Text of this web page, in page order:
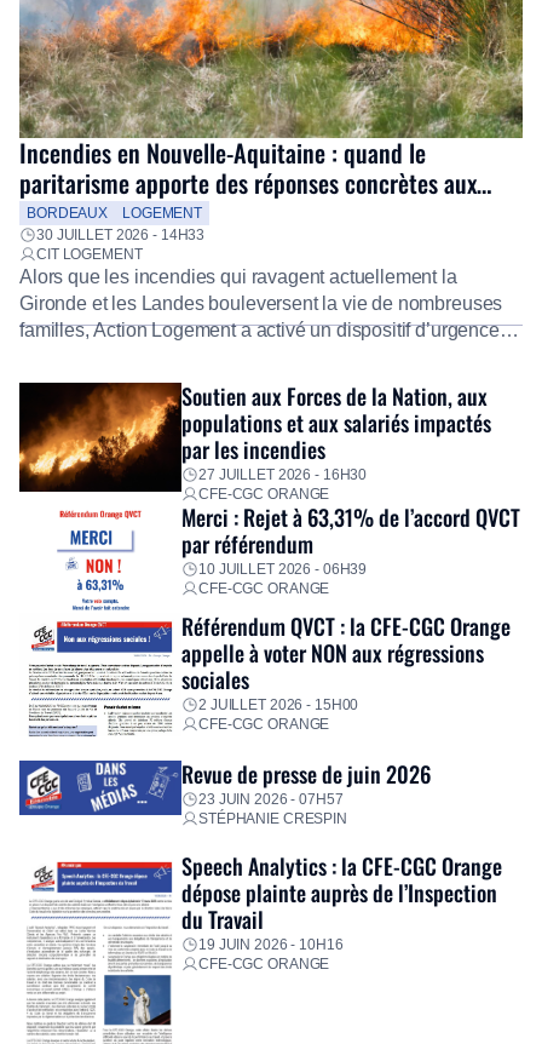
Incendies en Nouvelle-Aquitaine : quand le
paritarisme apporte des réponses concrètes aux
salariés
BORDEAUX
LOGEMENT
30 JUILLET 2026 - 14H33
CIT LOGEMENT
Alors que les incendies qui ravagent actuellement la
Gironde et les Landes bouleversent la vie de nombreuses
familles, Action Logement a activé un dispositif d’urgence
Fidèle à sa mission d’utilité sociale, le Groupe mobilise
immédiatement ses équipes afin de proposer un diagnostic
personnalisé, des aides financières pour faire face aux
premières dépenses, […]
Soutien aux Forces de la Nation, aux
populations et aux salariés impactés
par les incendies
27 JUILLET 2026 - 16H30
CFE-CGC ORANGE
Merci : Rejet à 63,31% de l’accord QVCT
par référendum
10 JUILLET 2026 - 06H39
CFE-CGC ORANGE
Référendum QVCT : la CFE-CGC Orange
appelle à voter NON aux régressions
sociales
2 JUILLET 2026 - 15H00
CFE-CGC ORANGE
Revue de presse de juin 2026
23 JUIN 2026 - 07H57
STÉPHANIE CRESPIN
Speech Analytics : la CFE-CGC Orange
dépose plainte auprès de l’Inspection
du Travail
19 JUIN 2026 - 10H16
CFE-CGC ORANGE